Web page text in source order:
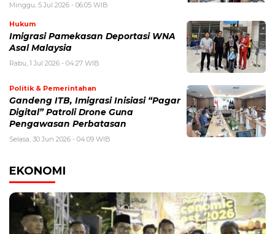
Minggu, 5 Jul 2026 - 06:05 WIB
Hukum
Imigrasi Pamekasan Deportasi WNA
Asal Malaysia
Rabu, 1 Jul 2026 - 04:27 WIB
Politik & Pemerintahan
Gandeng ITB, Imigrasi Inisiasi “Pagar
Digital” Patroli Drone Guna
Pengawasan Perbatasan
Selasa, 30 Jun 2026 - 04:09 WIB
EKONOMI